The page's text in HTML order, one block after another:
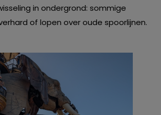
in ondergrond: sommige
of lopen over oude spoorlijnen.